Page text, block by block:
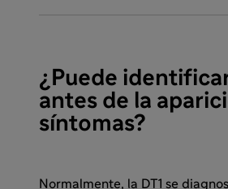
¿Puede
antes de la
síntomas?
Normalmente, la DT1 se